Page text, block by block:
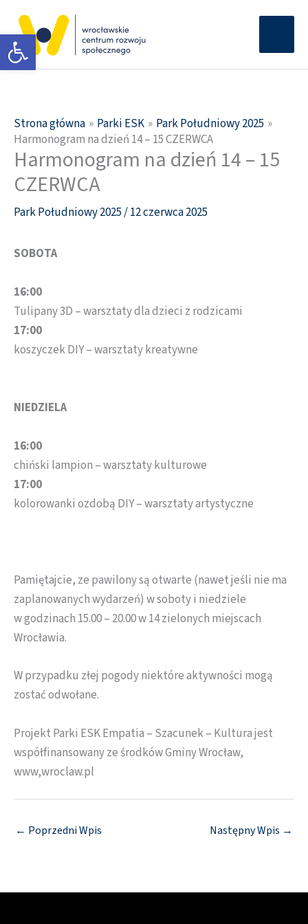
Otwórz pasek narzędzi
treści
Strona główna Parki ESK
Park Południowy 2025
Harmonogram na dzień 14 – 15 CZERWCA
Harmonogram na dzień 14 – 15
CZERWCA
Park Południowy 2025/12 czerwca 2025
SOBOTA
16:00
Tulipany 3D – warsztaty dla dzieci z rodzicami
17:00
koszyczek DIY – warsztaty kreatywne
NIEDZIELA
16:00
chiński lampion – warsztaty kulturowe
17:00
kolorowanki ozdobą DIY – warsztaty artystyczne
Pamiętajcie, ze pawilony są otwarte (nawet jeśli nie ma
zaplanowanych wydarzeń) w soboty i niedziele
w godzinach 15.00 – 20.00 w 14 zielonych miejscach
Wrocławia.
W przypadku złej pogody niektóre aktywności mogą
zostać odwołane.
Projekt Parki ESK Empatia – Szacunek – Kultura jest
współfinansowany ze środków Gminy Wrocław,
www,wroclaw.pl
← Poprzedni Wpis Następny Wpis →